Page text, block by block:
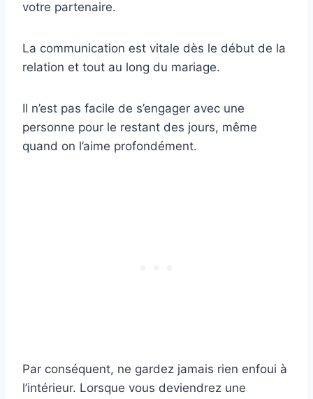
votre partenaire.
La communication est vitale dès le début de la
relation et tout au long du mariage.
Il n’est pas facile de s’engager avec une
personne pour le restant des jours, même
quand on l’aime profondément.
Par conséquent, ne gardez jamais rien enfoui à
l’intérieur. Lorsque vous deviendrez une